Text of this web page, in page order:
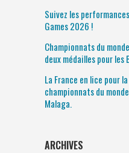
Suivez les
Games 2026 !
Championnats du
deux médailles pour les
La France en lice pour
championnats du
Malaga.
ARCHIVES